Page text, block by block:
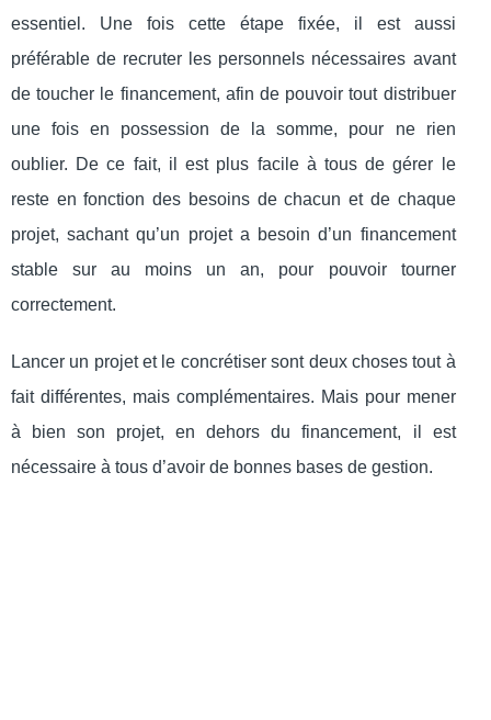
essentiel. Une fois cette étape fixée, il est aussi
préférable de recruter les personnels nécessaires avant
de toucher le financement, afin de pouvoir tout distribuer
une fois en possession de la somme, pour ne rien
oublier. De ce fait, il est plus facile à tous de gérer le
reste en fonction des besoins de chacun et de chaque
projet, sachant qu’un projet a besoin d’un financement
stable sur au moins un an, pour pouvoir tourner
correctement.
Lancer un projet et le concrétiser sont deux choses tout à
fait différentes, mais complémentaires. Mais pour mener
à bien son projet, en dehors du financement, il est
nécessaire à tous d’avoir de bonnes bases de gestion.